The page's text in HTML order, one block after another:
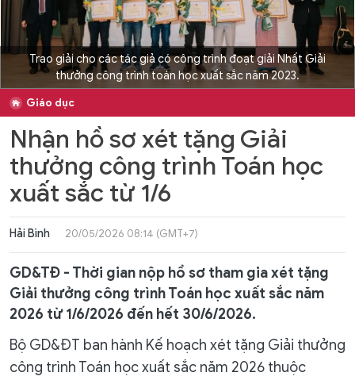
Trao giải cho các tác giả có công trình đoạt giải Nhất Giải
thưởng công trình toán học xuất sắc năm 2023.
Giáo dục
Nhận hồ sơ xét tặng Giải
thưởng công trình Toán học
xuất sắc từ 1/6
Hải Bình 20/05/2026 08:14 (GMT+7)
GD&TĐ - Thời gian nộp hồ sơ tham gia xét tặng
Giải thưởng công trình Toán học xuất sắc năm
2026 từ 1/6/2026 đến hết 30/6/2026.
Bộ GD&ĐT ban hành Kế hoạch xét tặng Giải thưởng
công trình Toán học xuất sắc năm 2026 thuộc